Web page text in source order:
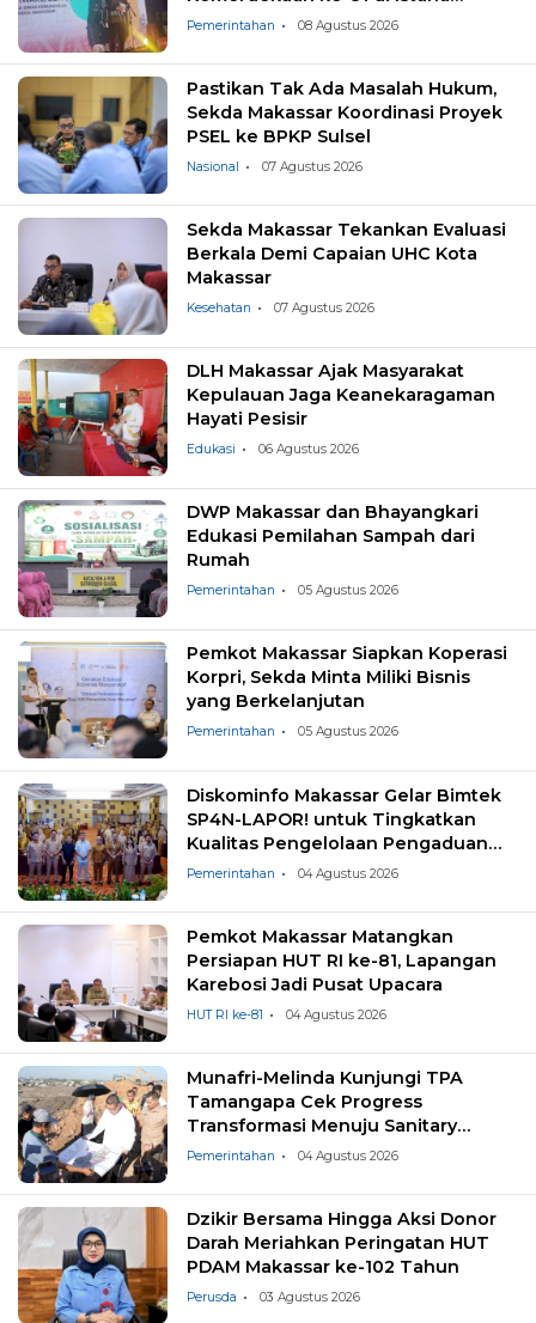
Negara
Pemerintahan 08 Agustus 2026
Pastikan Tak Ada Masalah Hukum,
Sekda Makassar Koordinasi Proyek
PSEL ke BPKP Sulsel
Nasional 07 Agustus 2026
Sekda Makassar Tekankan Evaluasi
Berkala Demi Capaian UHC Kota
Makassar
Kesehatan 07 Agustus 2026
DLH Makassar Ajak Masyarakat
Kepulauan Jaga Keanekaragaman
Hayati Pesisir
Edukasi 06 Agustus 2026
DWP Makassar dan Bhayangkari
Edukasi Pemilahan Sampah dari
Rumah
Pemerintahan 05 Agustus 2026
Pemkot Makassar Siapkan Koperasi
Korpri, Sekda Minta Miliki Bisnis
yang Berkelanjutan
Pemerintahan 05 Agustus 2026
Diskominfo Makassar Gelar Bimtek
SP4N-LAPOR! untuk Tingkatkan
Kualitas Pengelolaan Pengaduan
Masyarakat
Pemerintahan 04 Agustus 2026
Pemkot Makassar Matangkan
Persiapan HUT RI ke-81, Lapangan
Karebosi Jadi Pusat Upacara
HUT RI ke-81 04 Agustus 2026
Munafri-Melinda Kunjungi TPA
Tamangapa Cek Progress
Transformasi Menuju Sanitary
Landfill
Pemerintahan 04 Agustus 2026
Dzikir Bersama Hingga Aksi Donor
Darah Meriahkan Peringatan HUT
PDAM Makassar ke-102 Tahun
Perusda 03 Agustus 2026